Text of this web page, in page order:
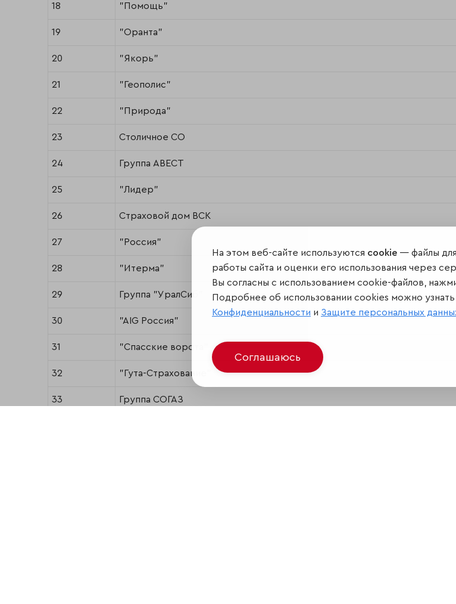
18 "Помощь"
19 "Оранта"
20 "Якорь"
21 "Геополис"
22 "Природа"
23 Столичное СО
24 Группа АВЕСТ
25 "Лидер"
26 Страховой дом ВСК
27 "Россия"
28 "Итерма"
29 Группа "УралСиб"
30 "AIG Россия"
31 "Спасские ворота"
32 "Гута-Страхование"
33 Группа СОГАЗ
На этом веб-сайте используются cookie — файлы
работы сайта и оценки его использования через
Вы согласны с использованием cookie-файлов,
Подробнее об использовании cookies можно узнать
Конфиденциальности и Защите персональных
Соглашаюсь